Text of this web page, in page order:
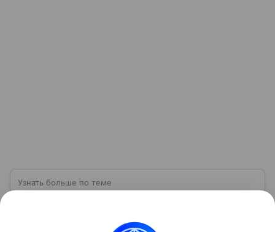
Узнать больше по теме
Херсонская область — регион, расположенный в